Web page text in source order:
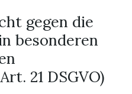
gegen die
besonderen
21 DSGVO)